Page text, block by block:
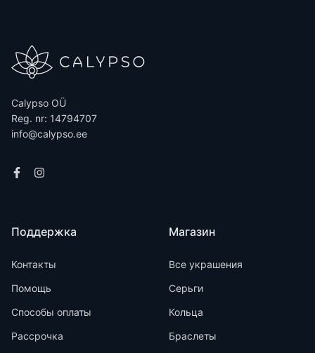
Calypso OÜ
Reg. nr: 14794707
info@calypso.ee
Поддержка
Контакты
Помощь
Способы оплаты
Рассрочка
Магазин
Все украшения
Серьги
Кольца
Браслеты